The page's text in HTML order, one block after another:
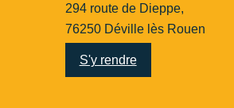
294 route de Dieppe,
76250 Déville lès Rouen
S'y rendre